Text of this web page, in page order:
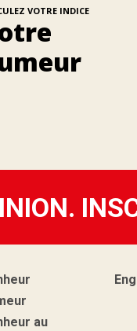
VOTRE INDICE
au